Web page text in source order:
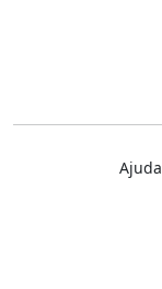
Ajuda